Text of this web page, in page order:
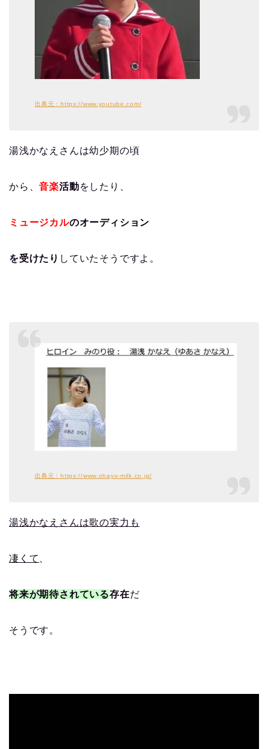
出典元：https://www.youtube.com/
湯浅かなえさんは幼少期の頃
から、音楽活動をしたり、
ミュージカルのオーディション
を受けたり していたそうですよ。
出典元：https://www.ohayo-milk.co.jp/
湯浅かなえさんは歌の実力も
凄くて
将来が期待されている存在だ
そうです。